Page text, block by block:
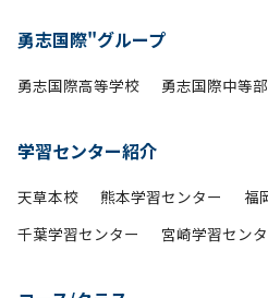
勇志国際"グループ
勇志国際高等学校 勇志国際中等部
学習センター紹介
天草本校 熊本学習センター
福
千葉学習センター
宮崎学習セン